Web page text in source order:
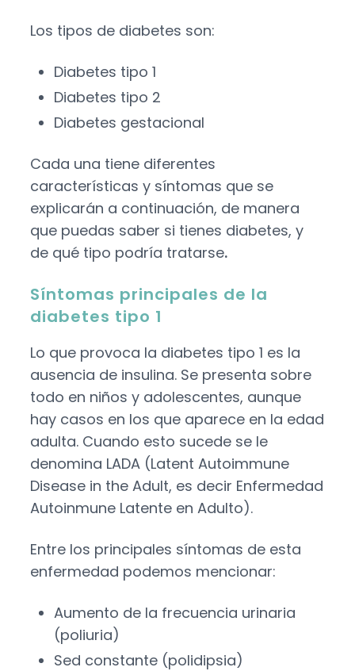
Los tipos de diabetes son:
Diabetes tipo 1
Diabetes tipo 2
Diabetes gestacional
Cada una tiene diferentes
características ysíntomas que se
explicarán a continuación, de manera
que puedas saber si tienes diabetes, y
de qué tipo podría tratarse.
Síntomas principales de la
diabetes tipo 1
Lo que provoca la diabetes tipo 1 es la
ausencia de insulina. Se presenta sobre
todo en niños y adolescentes, aunque
hay casos en los que aparece en la edad
adulta. Cuando esto sucede se le
denomina LADA (Latent Autoimmune
Disease in the Adult, es decir Enfermedad
Autoinmune Latente en Adulto).
Entre los principales síntomas de esta
enfermedad podemos mencionar:
Aumento de la frecuencia urinaria
(poliuria)
Sed constante (polidipsia)